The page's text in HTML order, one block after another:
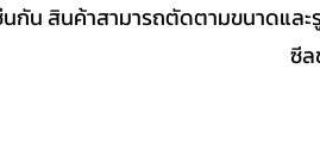
นกัน สินค้าสามารถตัดตามขนาดและ
ซี